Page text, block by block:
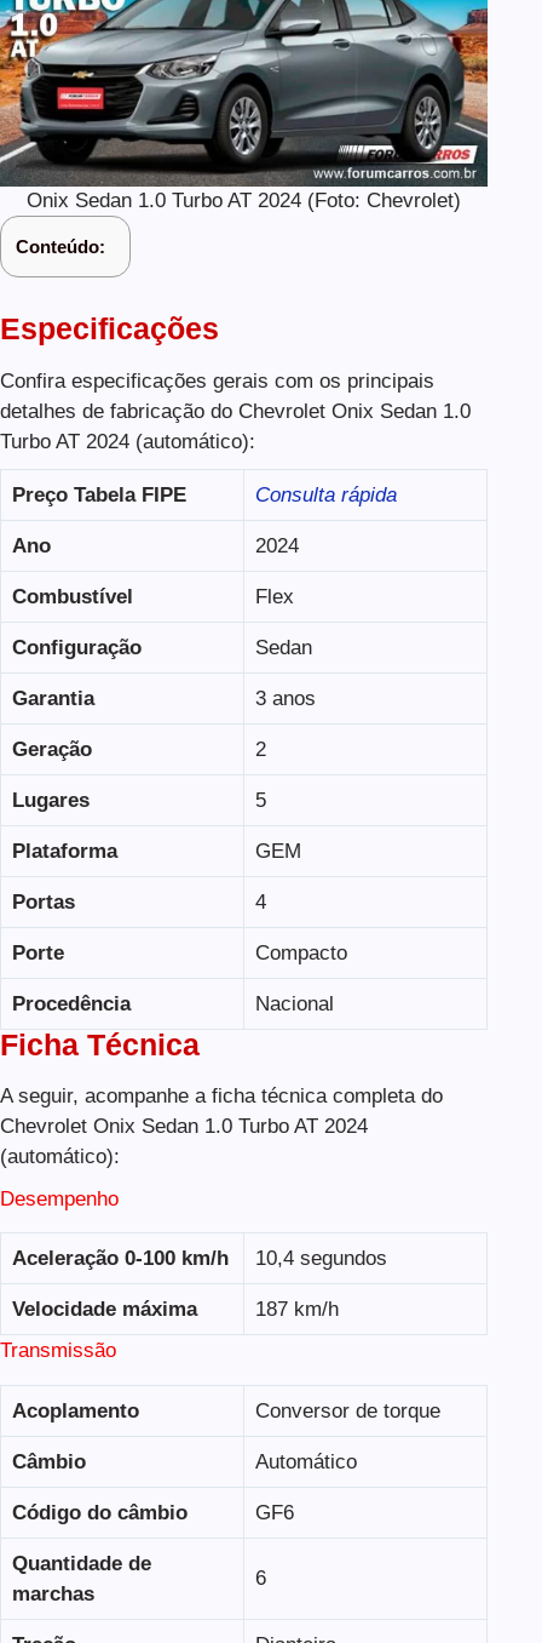
Onix Sedan 1.0 Turbo AT 2024 (Foto: Chevrolet)
Conteúdo:
Especificações
Confira especificações gerais com os principais
detalhes de fabricação do Chevrolet Onix Sedan 1.0
Turbo AT 2024 (automático):
Preço Tabela FIPE Consulta rápida
Ano 2024
Combustível Flex
Configuração Sedan
Garantia 3 anos
Geração 2
Lugares 5
Plataforma GEM
Portas 4
Porte Compacto
Procedência Nacional
Ficha Técnica
A seguir, acompanhe a ficha técnica completa do
Chevrolet Onix Sedan 1.0 Turbo AT 2024
(automático):
Desempenho
Aceleração 0-100 km/h 10,4 segundos
Velocidade máxima
187 km/h
Transmissão
Acoplamento Conversor de torque
Câmbio Automático
Código do câmbio GF6
Quantidade de
marchas
6